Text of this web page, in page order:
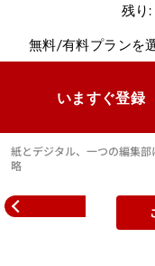
残り
無料/有料プランを
いますぐ登録
紙とデジタル、一つの編集
略